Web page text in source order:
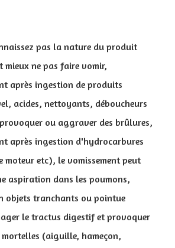
pas la nature du produit
mieux ne pas faire vomir,
après ingestion de produits
acides, nettoyants, déboucheurs
ou aggraver des brûlures,
après ingestion d'hydrocarbures
moteur etc), le vomissement peut
aspiration dans les poumons,
objets tranchants ou pointue
le tractus digestif et provoquer
mortelles (aiguille, hameçon,